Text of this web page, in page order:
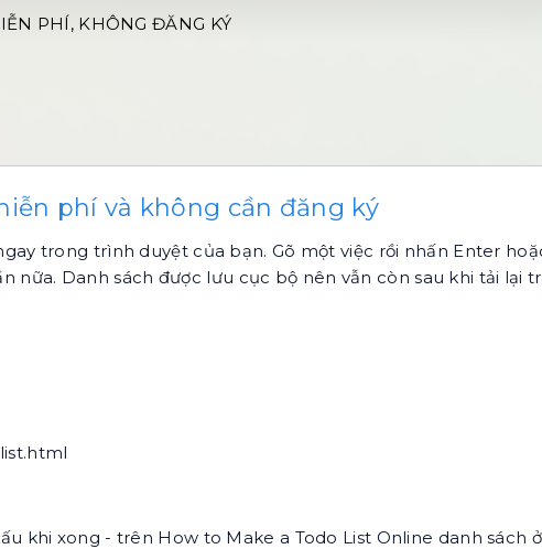
PHÍ, KHÔNG ĐĂNG KÝ
phí và không cần đăng ký
trong trình duyệt của bạn. Gõ một việc rồi nhấn Enter
Danh sách được lưu cục bộ nên vẫn còn sau khi tải lại
khi xong - trên How to Make a Todo List Online danh sách